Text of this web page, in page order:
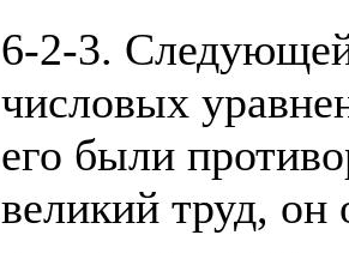
6-2-3.
числовых
его были
великий труд, он